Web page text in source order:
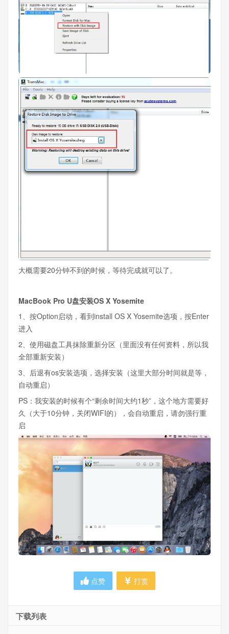
大概需要20分钟不到的时候，等待完成就可以了。
MacBook Pro U盘安装OS X Yosemite
1、按Option启动，看到install OS X Yosemite选项，按Enter
进入
2、使用磁盘工具抹除重新分区（里面没有任何资料，所以我
全部重新安装）
3、后退有os安装选项，选择安装（这里大部分时间就是等，
自动重启）
PS：我安装的时候有个“剩余时间大约1秒”，这个地方需要好
久（大于10分钟，关闭WIFI的），会自动重启，请勿强行重
启
点赞 打赏
下载列表